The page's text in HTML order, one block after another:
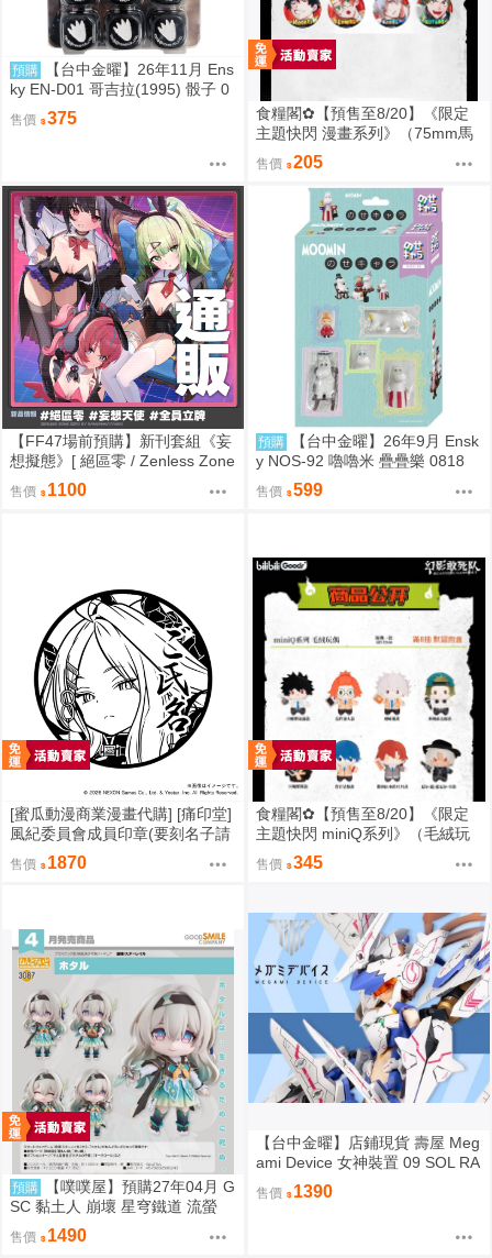
預購
【台中金曜】26年11月 Ens
ky EN-D01 哥吉拉(1995) 骰子 0
售價 375
食糧閣✿【預售至8/20】《限定
主題快閃 漫畫系列》（75mm馬
口鐵徽章）惡靈剋星／幻影敢死
隊／主題快閃／宍喰野虎落／是
岸遊人／觀崎薰／多聞康太郎／
售價 205
【FF47場前預購】新刊套組《妄
想擬態》[ 絕區零 / Zenless Zone
Zero / 三酸化碳素 / 妄想天使 / 千
夏 / 愛芮 / 南宮羽 / 三小隻 / 夢想
售價 1100
預購
【台中金曜】26年9月 Ensk
y NOS-92 嚕嚕米 疊疊樂 0818
售價 599
[蜜瓜動漫商業漫畫代購] [痛印堂]
風紀委員會成員印章(要刻名子請
下單備註)(預約至8/28)(12月預
約)(蔚藍檔案)
售價 1870
食糧閣✿【預售至8/20】《限定
主題快閃 miniQ系列》（毛絨玩
偶）惡靈剋星／幻影敢死隊／主
題快閃／宍喰野虎落／是岸遊人
都
售價 345
預購
【噗噗屋】預購27年04月 G
SC 黏土人 崩壞 星穹鐵道 流螢
免訂金
售價 1490
【台中金曜】店鋪現貨 壽屋 Meg
ami Device 女神裝置 09 SOL RA
PTOR 白梟 猛禽 組裝模型
售價 1390